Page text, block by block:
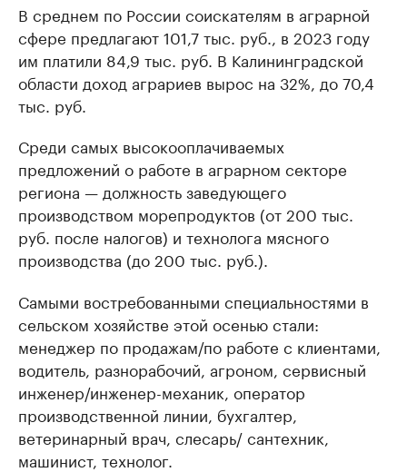
В среднем по России соискателям в аграрной
сфере предлагают 101,7 тыс. руб., в 2023 году
им платили 84,9 тыс. руб. В Калининградской
области доход аграриев вырос на 32%, до 70,4
тыс. руб.
Среди самых высокооплачиваемых
предложений о работе в аграрном секторе
региона — должность заведующего
производством морепродуктов (от 200 тыс.
руб. после налогов) и технолога мясного
производства (до 200 тыс. руб.).
Самыми востребованными специальностями в
сельском хозяйстве этой осенью стали:
менеджер по продажам/по работе с клиентами,
водитель, разнорабочий, агроном, сервисный
инженер/инженер-механик, оператор
производственной линии, бухгалтер,
ветеринарный врач, слесарь/ сантехник,
машинист, технолог.